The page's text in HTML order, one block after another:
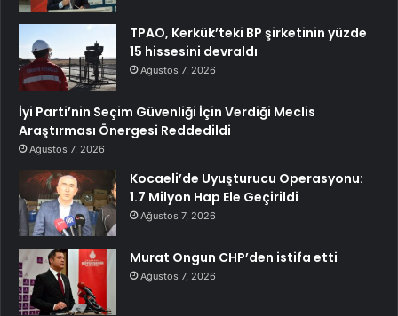
TPAO, Kerkük’teki BP şirketinin yüzde
15 hissesini devraldı
Ağustos 7, 2026
İyi Parti’nin Seçim Güvenliği İçin Verdiği Meclis
Araştırması Önergesi Reddedildi
Ağustos 7, 2026
Kocaeli’de Uyuşturucu Operasyonu:
1.7 Milyon Hap Ele Geçirildi
Ağustos 7, 2026
Murat Ongun CHP’den istifa etti
Ağustos 7, 2026